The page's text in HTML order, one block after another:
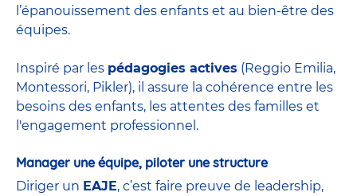
l’épanouissement des enfants et au bien-être des
équipes.
Inspiré par les pédagogies actives (Reggio Emilia,
Montessori, Pikler), il assure la cohérence entre les
besoins des enfants, les attentes des familles et
l'engagement professionnel.
Manager une équipe, piloter une structure
Diriger un EAJE, c’est faire preuve de leadership,